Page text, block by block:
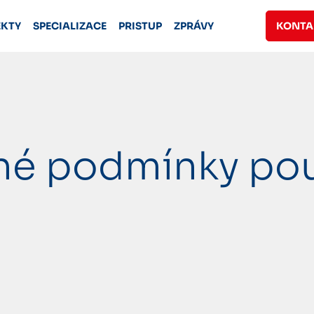
SPECIALIZACE PRISTUP ZPRÁVY
podmínky